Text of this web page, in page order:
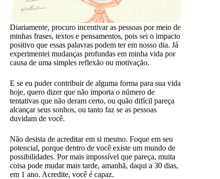
Diariamente, procuro incentivar as pessoas por meio de
minhas frases, textos e pensamentos, pois sei o impacto
positivo que essas palavras podem ter em nosso dia. Já
experimentei mudanças profundas em minha vida por
causa de uma simples reflexão ou motivação.
E se eu puder contribuir de alguma forma para sua vida
hoje, quero dizer que não importa o número de
tentativas que não deram certo, ou quão difícil pareça
alcançar seus sonhos, ou tanto faz se as pessoas
duvidam de você.
Não desista de acreditar em si mesmo. Foque em seu
potencial, porque dentro de você existe um mundo de
possibilidades. Por mais impossível que pareça, muita
coisa pode mudar mais tarde, amanhã, daqui a 30 dias,
em 1 ano. Acredite, você é capaz.